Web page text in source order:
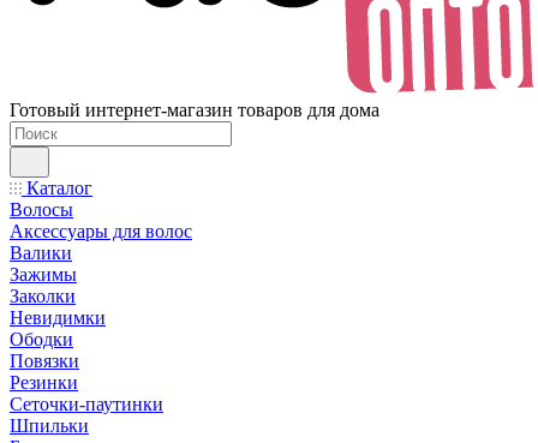
Готовый интернет-магазин товаров для дома
Каталог
Волосы
Аксессуары для волос
Валики
Зажимы
Заколки
Невидимки
Ободки
Повязки
Резинки
Сеточки-паутинки
Шпильки